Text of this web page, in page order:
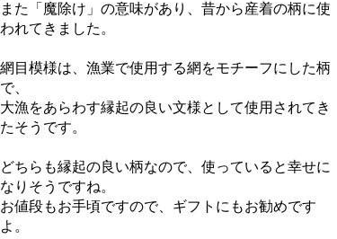
また「魔除け」の意味があり、昔から産着の柄に使
われてきました。
網目模様は、漁業で使用する網をモチーフにした柄
で、
大漁をあらわす縁起の良い文様として使用されてき
たそうです。
どちらも縁起の良い柄なので、使っていると幸せに
なりそうですね。
お値段もお手頃ですので、ギフトにもお勧めです
よ。